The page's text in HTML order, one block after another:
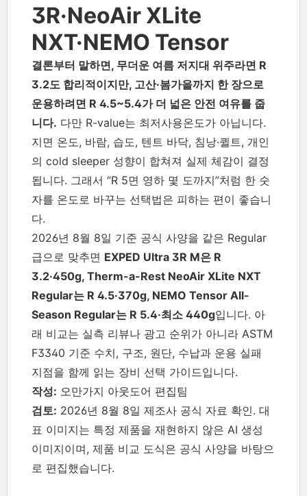
3R·NeoAir XLite
NXT·NEMO Tensor
결론부터 말하면, 무더운 여름 저지대 위주라면 R
3.2도 합리적이지만, 고산·봄가을까지 한 장으로
운용하려면 R 4.5~5.4가 더 넓은 안전 여유를 줍
니다. 다만 R-value는 최저사용온도가 아닙니다.
지면 온도, 바람, 습도, 텐트 바닥, 침낭·퀼트, 개인
의 cold sleeper 성향이 합쳐져 실제 체감이 결정
됩니다. 그래서 “R 5면 영하 몇 도까지”처럼 한 숫
자를 온도로 바꾸는 선택법은 피하는 편이 좋습니
다.
2026년 8월 8일 기준 공식 사양을 같은 Regular
급으로 맞추면 EXPED Ultra 3R M은 R
3.2·450g, Therm-a-Rest NeoAir XLite NXT
Regular는 R 4.5·370g, NEMO Tensor All-
Season Regular는 R 5.4·최소 440g입니다. 아
래 비교는 실측 리뷰나 광고 순위가 아니라 ASTM
F3340 기준 수치, 구조, 원단, 수납과 운용 실패
지점을 함께 읽는 장비 선택 가이드입니다.
작성: 오만가지 아웃도어 편집팀
검토: 2026년 8월 8일 제조사 공식 자료 확인. 대
표 이미지는 특정 제품을 재현하지 않은 AI 생성
이미지이며, 제품 비교 도식은 공식 사양을 바탕으
로 편집했습니다.